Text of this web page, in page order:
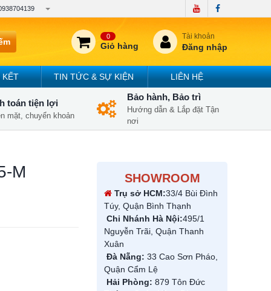
0
Giỏ hàng
Tài khoản
Đăng nhập
KẾT TIN TỨC & SỰ KIỆN LIÊN HỆ
toán tiện lợi
mặt, chuyển khoản
Bảo hành, Bảo trì
Hướng dẫn & Lắp đặt Tận
nơi
M SHOWROOM
Trụ sở HCM:33/4 Bùi Đình
Túy, Quận Bình Thạnh
Chi Nhánh Hà Nội:495/1
Nguyễn Trãi, Quận Thanh
Xuân
Đà Nẵng: 33 Cao Sơn Pháo,
Quận Cẩm Lệ
Hải Phòng: 879 Tôn Đức